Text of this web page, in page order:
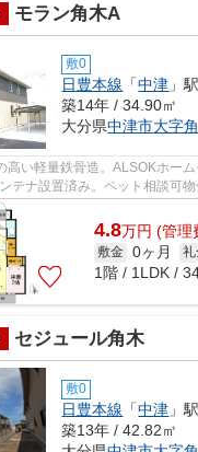
モラン角木A
敷0
日豊本線 「中津 」
築14年 / 34.90㎡
大分県中津市大字
高い軽量鉄骨造。ALSOKホー
テナ設置済み。ペット相談可物
のインターネット無料...
4.8万円 (管理
敷金 0ヶ月
1階 / 1LDK /
セジュール角木
敷0
日豊本線 「中津 」
築13年 / 42.82㎡